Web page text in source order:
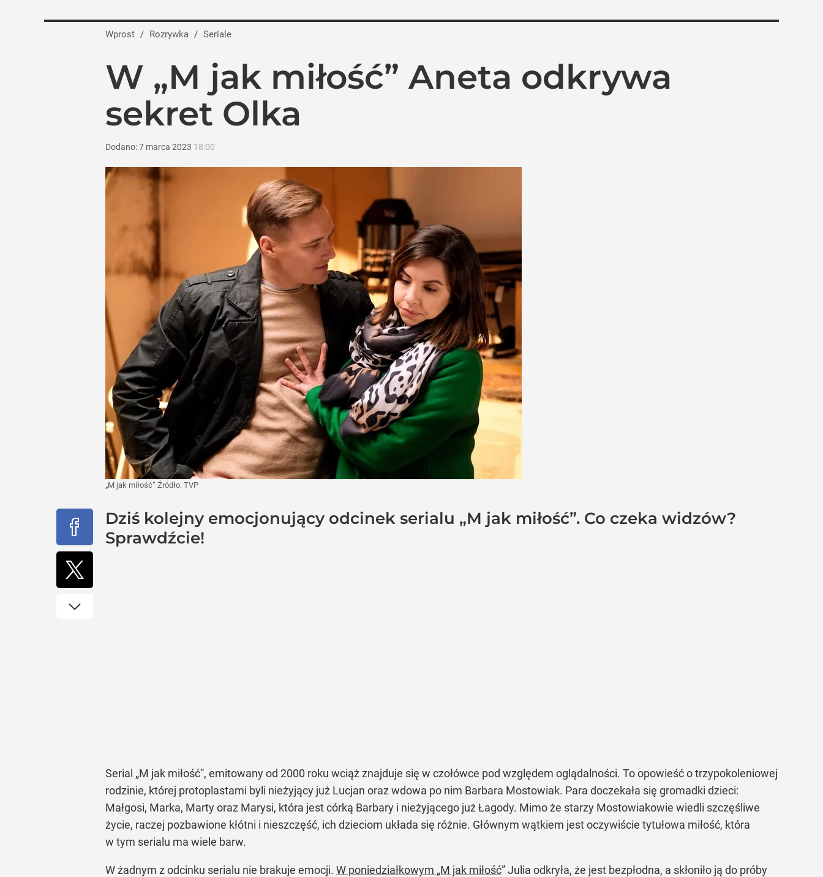
Wprost / Rozrywka / Seriale
W „M jak miłość” Aneta odkrywa
sekret Olka
Dodano:7 marca 2023 18:00
„M jak miłość” Źródło: TVP
Dziś kolejny emocjonujący odcinek serialu „M jak miłość”. Co czeka widzów?
Sprawdźcie!
Serial „M jak miłość”, emitowany od 2000 roku wciąż znajduje się w czołówce pod względem oglądalności. To opowieść o trzypokoleniowej
rodzinie, której protoplastami byli nieżyjący już Lucjan oraz wdowa po nim Barbara Mostowiak. Para doczekała się gromadki dzieci:
Małgosi, Marka, Marty oraz Marysi, która jest córką Barbary i nieżyjącego już Łagody. Mimo że starzy Mostowiakowie wiedli szczęśliwe
życie, raczej pozbawione kłótni i nieszczęść, ich dzieciom układa się różnie. Głównym wątkiem jest oczywiście tytułowa miłość, która
w tym serialu ma wiele barw.
W żadnym z odcinku serialu nie brakuje emocji. W poniedziałkowym „M jak miłość” Julia odkryła, że jest bezpłodna, a skłoniło ją do próby